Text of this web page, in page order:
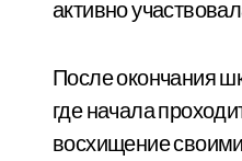
активно
После окончания
где начала
восхищение